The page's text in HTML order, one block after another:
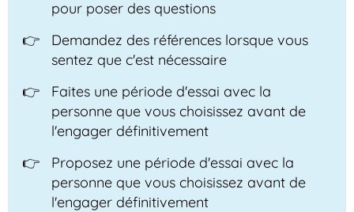
pour poser des questions
Demandez des références lorsque vous
sentez que c'est nécessaire
Faites une période d'essai avec la
personne que vous choisissez avant de
l'engager définitivement
Proposez une période d'essai avec la
personne que vous choisissez avant de
l'engager définitivement